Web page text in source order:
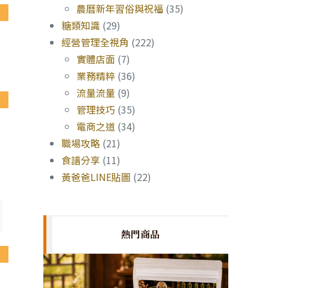
農曆新年習俗與祝福 (35)
糖類知識 (29)
經營管理全視角 (222)
實體店面 (7)
業務精粹 (36)
流量流量 (9)
管理技巧 (35)
電商之道 (34)
職場攻略 (21)
食譜分享 (11)
黃爸爸LINE貼圖 (22)
熱門商品